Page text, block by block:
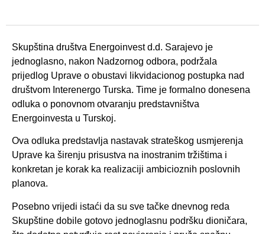
Skupština društva Energoinvest d.d. Sarajevo je
jednoglasno, nakon Nadzornog odbora, podržala
prijedlog Uprave o obustavi likvidacionog postupka nad
društvom Interenergo Turska. Time je formalno donesena
odluka o ponovnom otvaranju predstavništva
Energoinvesta u Turskoj.
Ova odluka predstavlja nastavak strateškog usmjerenja
Uprave ka širenju prisustva na inostranim tržištima i
konkretan je korak ka realizaciji ambicioznih poslovnih
planova.
Posebno vrijedi istaći da su sve tačke dnevnog reda
Skupštine dobile gotovo jednoglasnu podršku dioničara,